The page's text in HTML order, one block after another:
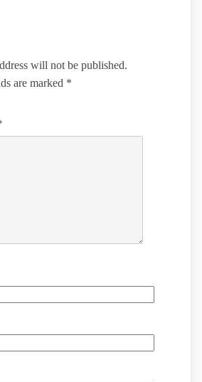
will not be published.
are marked *